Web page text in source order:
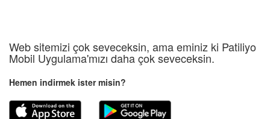
Web sitemizi çok seveceksin, ama eminiz ki Patiliyo
Mobil Uygulama'mızı daha çok seveceksin.
Hemen indirmek ister misin?